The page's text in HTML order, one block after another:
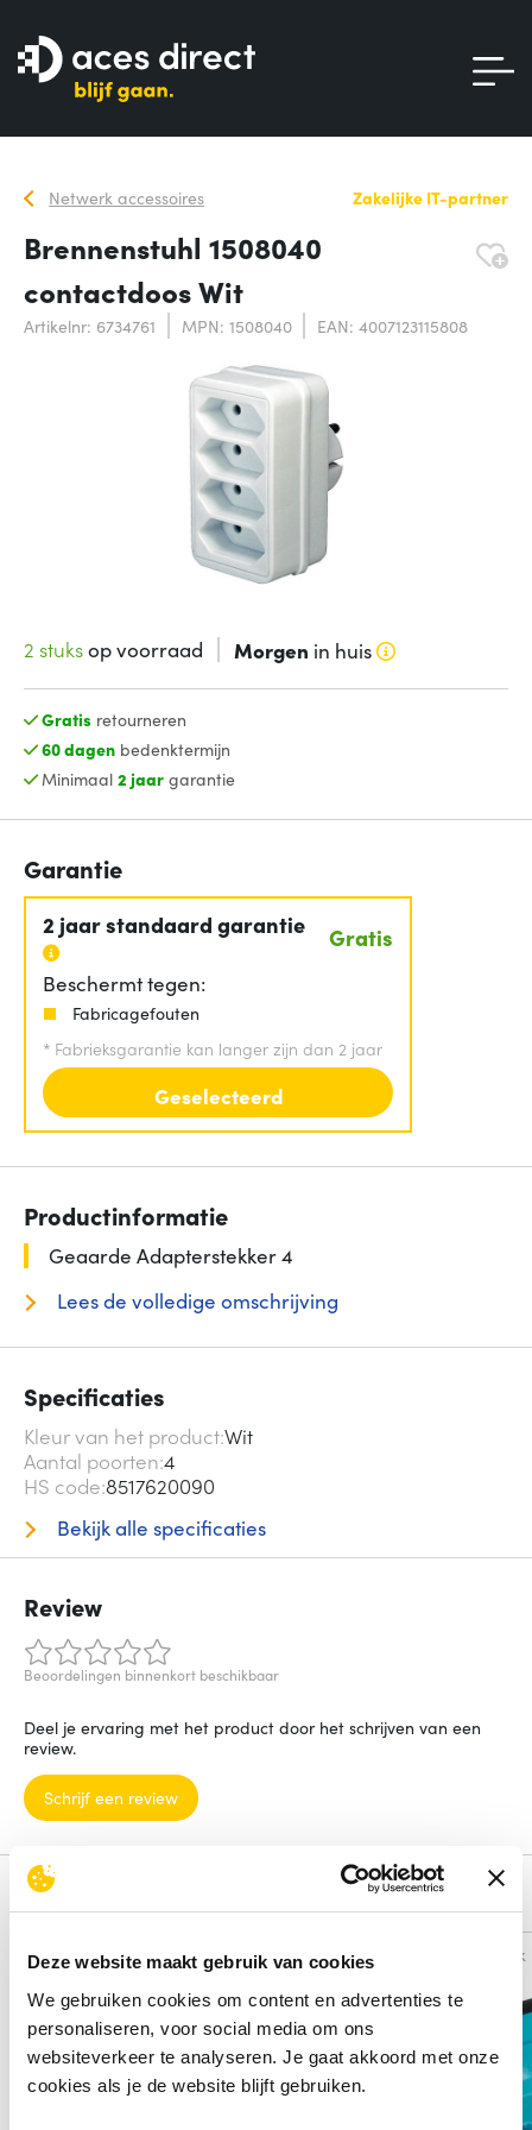
Deze website maakt gebruik van cookies
We gebruiken cookies om content en advertenties te
personaliseren, voor social media om ons
websiteverkeer te analyseren. Je gaat akkoord met onze
cookies als je de website blijft gebruiken.
Netwerk accessoires Zakelijke IT-partner
Brennenstuhl 1508040
contactdoos Wit
Artikelnr: 6734761 MPN: 1508040 EAN: 4007123115808
2 stuksop voorraad Morgen in huis
Gratis retourneren
60 dagenbedenktermijn
Minimaal 2 jaargarantie
Garantie
2 jaar standaard garantie Gratis
Beschermt tegen:
Fabricagefouten
* Fabrieksgarantie kan langer zijn dan 2 jaar
Geselecteerd
Productinformatie
Geaarde Adapterstekker 4
Lees de volledige omschrijving
Specificaties
Kleur van het productWit
Aantal poorten 4
HS code 8517620090
Bekijk alle specificaties
Review
Beoordelingen binnenkort beschikbaar
Deel je ervaring met het product door het schrijven van een
review.
Schrijf een review
Alternatieven
Vergelijk Vergelijk